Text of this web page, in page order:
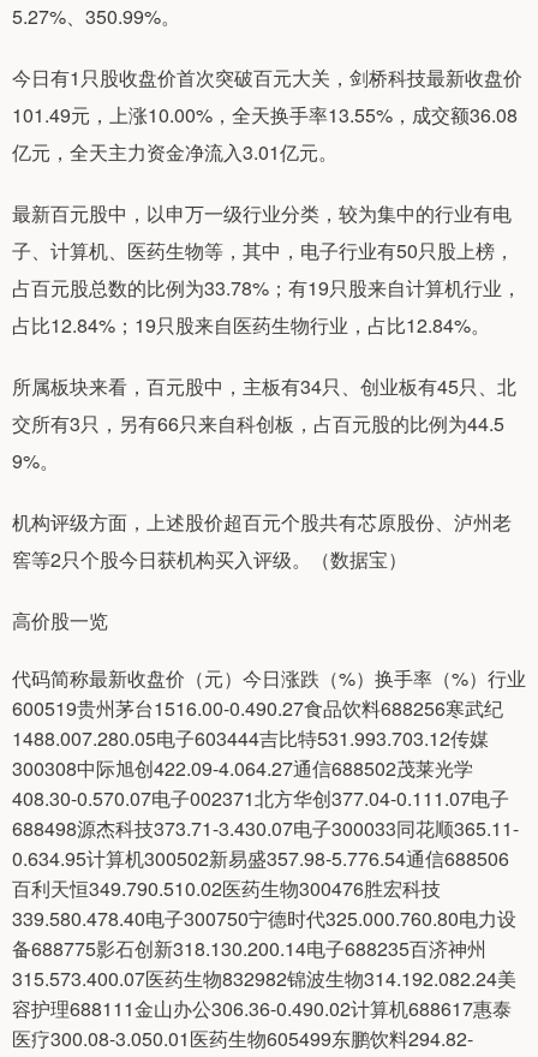
5.27%、350.99%。
今日有1只股收盘价首次突破百元大关，剑桥科技最新收盘价
101.49元，上涨10.00%，全天换手率13.55%，成交额36.08
亿元，全天主力资金净流入3.01亿元。
最新百元股中，以申万一级行业分类，较为集中的行业有电
子、计算机、医药生物等，其中，电子行业有50只股上榜，
占百元股总数的比例为33.78%；有19只股来自计算机行业，
占比12.84%；19只股来自医药生物行业，占比12.84%。
所属板块来看，百元股中，主板有34只、创业板有45只、北
交所有3只，另有66只来自科创板，占百元股的比例为44.5
9%。
机构评级方面，上述股价超百元个股共有芯原股份、泸州老
窖等2只个股今日获机构买入评级。（数据宝）
高价股一览
代码简称最新收盘价（元）今日涨跌（%）换手率（%）行业
600519贵州茅台1516.00-0.490.27食品饮料688256寒武纪
1488.007.280.05电子603444吉比特531.993.703.12传媒
300308中际旭创422.09-4.064.27通信688502茂莱光学
408.30-0.570.07电子002371北方华创377.04-0.111.07电子
688498源杰科技373.71-3.430.07电子300033同花顺365.11-
0.634.95计算机300502新易盛357.98-5.776.54通信688506
百利天恒349.790.510.02医药生物300476胜宏科技
339.580.478.40电子300750宁德时代325.000.760.80电力设
备688775影石创新318.130.200.14电子688235百济神州
315.573.400.07医药生物832982锦波生物314.192.082.24美
容护理688111金山办公306.36-0.490.02计算机688617惠泰
医疗300.08-3.050.01医药生物605499东鹏饮料294.82-